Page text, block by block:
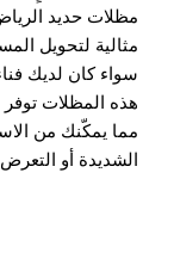
مظلات حديد
مثالية لتحويل
سواء كان لديك
هذه المظلات
مما يمكّنك من
الشديدة أو